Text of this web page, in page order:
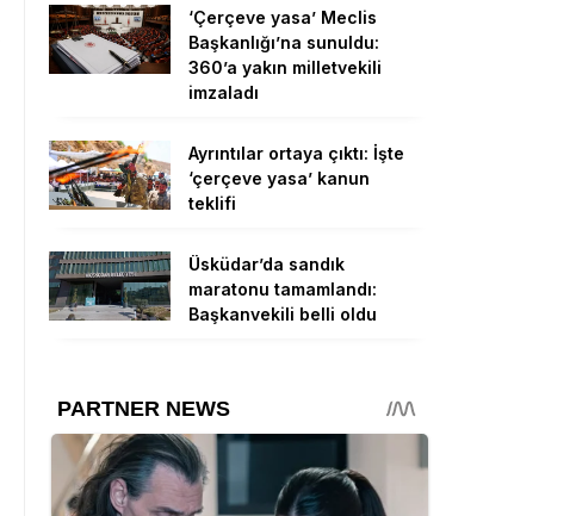
‘Çerçeve yasa’ Meclis
Başkanlığı’na sunuldu:
360’a yakın milletvekili
imzaladı
Ayrıntılar ortaya çıktı: İşte
‘çerçeve yasa’ kanun
teklifi
Üsküdar’da sandık
maratonu tamamlandı:
Başkanvekili belli oldu